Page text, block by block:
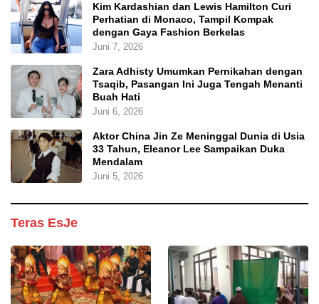
Kim Kardashian dan Lewis Hamilton Curi
Perhatian di Monaco, Tampil Kompak
dengan Gaya Fashion Berkelas
Juni 7, 2026
Zara Adhisty Umumkan Pernikahan dengan
Tsaqib, Pasangan Ini Juga Tengah Menanti
Buah Hati
Juni 6, 2026
Aktor China Jin Ze Meninggal Dunia di Usia
33 Tahun, Eleanor Lee Sampaikan Duka
Mendalam
Juni 5, 2026
Teras EsJe